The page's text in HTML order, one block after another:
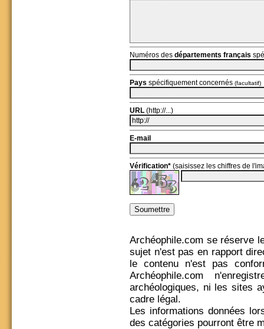
Numéros des départements français
Pays spécifiquement concernés (facultatif)
URL (http://...)
E-mail
Vérification* (saisissez les chiffres de
Archéophile.com se réserve
sujet n'est pas en rapport
le contenu n'est pas
Archéophile.com
archéologiques, ni les sites
cadre légal.
Les informations données
des catégories pourront être